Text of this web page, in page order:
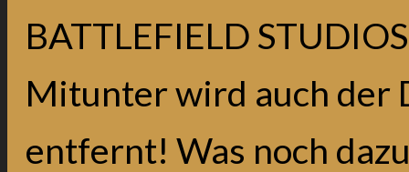
BATTLEFIELD
Mitunter wird auch der
entfernt! Was noch